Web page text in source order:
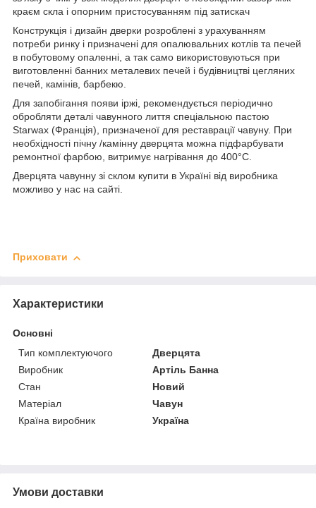
краєм скла і опорним пристосуванням під затискач
Конструкція і дизайн дверки розроблені з урахуванням
потреби ринку і призначені для опалювальних котлів та печей
в побутовому опаленні, а так само використовуються при
виготовленні банних металевих печей і будівництві цегляних
печей, камінів, барбекю.
Для запобігання появи іржі, рекомендується періодично
обробляти деталі чавунного лиття спеціальною пастою
Starwax (Франція), призначеної для реставрації чавуну. При
необхідності пічну /камінну дверцята можна підфарбувати
ремонтної фарбою, витримує нагрівання до 400°С.
Дверцята чавунну зі склом купити в Україні від виробника
можливо у нас на сайті.
Приховати
Характеристики
Основні
Тип комплектуючого
Дверцята
Виробник
Артіль Банна
Стан
Новий
Матеріал
Чавун
Країна виробник
Україна
Умови доставки